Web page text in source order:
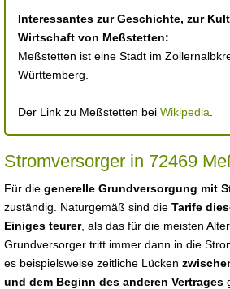
Interessantes zur Geschichte, zur
Wirtschaft von Meßstetten:
Meßstetten ist eine Stadt im
Württemberg.
Der Link zu Meßstetten bei Wikipedia
Stromversorger in 72469
Für die generelle Grundversorgung mit
zuständig. Naturgemäß sind die Tarife
Einiges teurer, als das für die meisten
Grundversorger tritt immer dann in die
es beispielsweise zeitliche Lücken
und dem Beginn des anderen Vertrages